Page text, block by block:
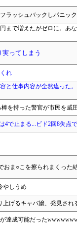
ラッシュバックしパニッ
まで増えたがゼロに。あ
実ってしまう
れ
と仕事内容が全然違った
を持った警官が市民を威
4で止まる...ビド2回8失点
ま○こを擦られまくった
やしうめ
上げるキャバ嬢、発見され
達成可能だった